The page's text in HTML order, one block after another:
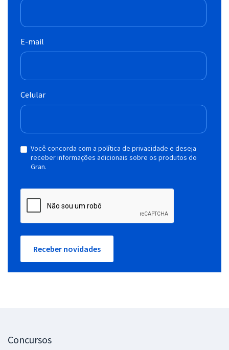
E-mail
Celular
Você concorda com a política de privacidade e deseja
receber informações adicionais sobre os produtos do
Gran.
Receber novidades
Concursos